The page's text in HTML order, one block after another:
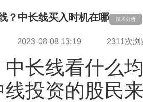
？中长线买入时机在哪 技术分析
2023-08-08 13:19 2311次浏
长线看什
投资的股民